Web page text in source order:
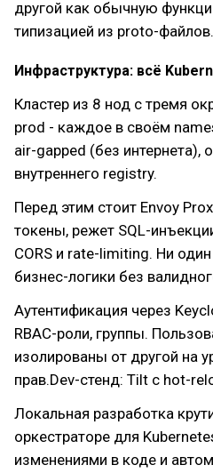
другой как обычную
типизацией из proto-файлов.
Инфраструктура: всё
Кластер из 8 нод с тремя
prod - каждое в своём
air-gapped (без интернета),
внутреннего registry.
Перед этим стоит Envoy
токены, режет SQL-
CORS и rate-limiting. Ни
бизнес-логики без
Аутентификация через
RBAC-роли, группы.
изолированы от другой на
прав.Dev-стенд: Tilt с hot-
Локальная разработка
оркестраторе для
изменениями в коде и